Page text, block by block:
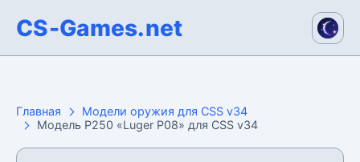
CS-Games.net
Главная
Модели оружия для CSS v34
Модель P250 «Luger P08» для CSS v34